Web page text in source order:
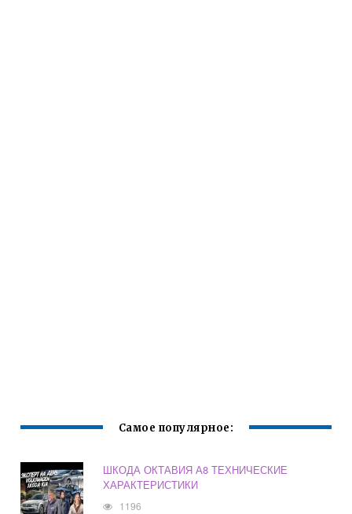
Самое популярное:
ШКОДА ОКТАВИЯ А8 ТЕХНИЧЕСКИЕ
ХАРАКТЕРИСТИКИ
1196